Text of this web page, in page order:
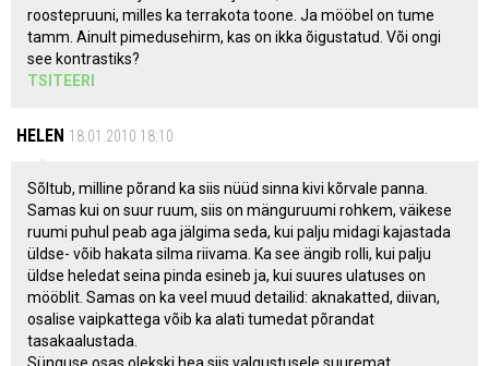
roostepruuni, milles ka terrakota toone. Ja mööbel on tume
tamm. Ainult pimedusehirm, kas on ikka õigustatud. Või ongi
see kontrastiks?
TSITEERI
HELEN 18.01.2010 18:10
Sõltub, milline põrand ka siis nüüd sinna kivi kõrvale panna.
Samas kui on suur ruum, siis on mänguruumi rohkem, väikese
ruumi puhul peab aga jälgima seda, kui palju midagi kajastada
üldse- võib hakata silma riivama. Ka see ängib rolli, kui palju
üldse heledat seina pinda esineb ja, kui suures ulatuses on
mööblit. Samas on ka veel muud detailid: aknakatted, diivan,
osalise vaipkattega võib ka alati tumedat põrandat
tasakaalustada.